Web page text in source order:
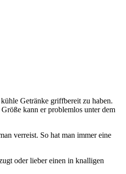
Getränke griffbereit zu haben.
kann er problemlos unter dem
verreist. So hat man immer eine
oder lieber einen in knalligen